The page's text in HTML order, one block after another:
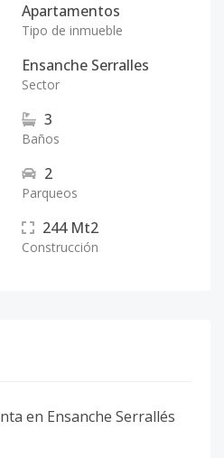
Apartamentos
Tipo de inmueble
Ensanche Serralles
Sector
3
Baños
2
Parqueos
244 Mt2
Construcción
en Ensanche Serrallés